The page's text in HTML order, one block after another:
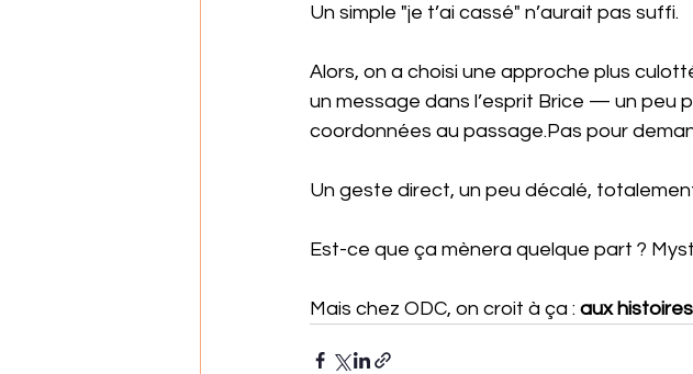
Un simple "je t’ai cassé" n’aurait pas suffi.
Alors, on a choisi une approche plus
un message dans l’esprit Brice — un peu
coordonnées au passage.Pas pour
Un geste direct, un peu décalé,
Est-ce que ça mènera quelque part ?
Mais chez ODC, on croit à ça : aux